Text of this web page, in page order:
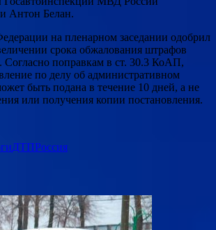
Антон Белан.
на пленарном заседании одобрил
срока обжалования штрафов
Согласно поправкам в ст. 30.3 КоАП,
по делу об административном
быть подана в течение 10 дней, а не
или получения копии постановления.
ДТПРоссия